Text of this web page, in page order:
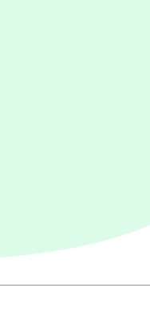
0.8) dua kali sehari.